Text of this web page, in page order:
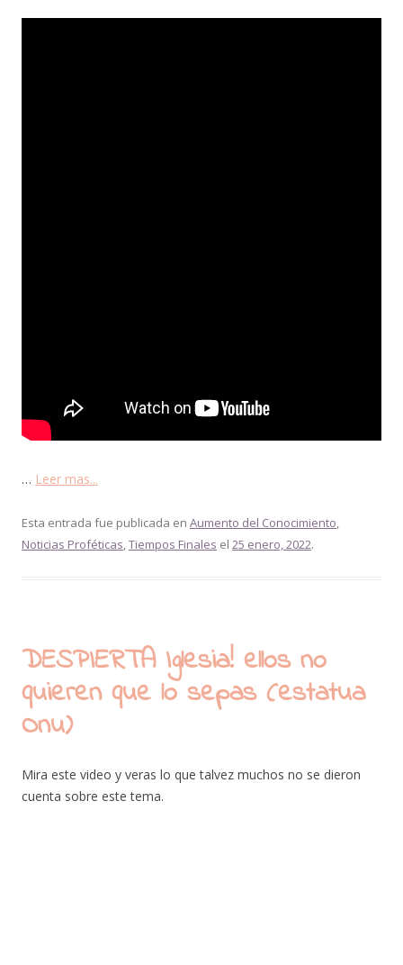
… Leer mas...
Esta entrada fue publicada en Aumento del Conocimiento,
Noticias Proféticas,Tiempos Finales el 25 enero, 2022.
DESPIERTA Iglesia! ellos no
quieren que lo sepas (estatua
Onu)
Mira este video y veras lo que talvez muchos no se dieron
cuenta sobre este tema.